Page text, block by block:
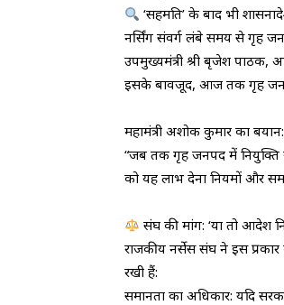
‘सहमति’ के बाद भी
​नर्सिंग संवर्ग लंबे समय से गृह
​उपमुख्यमंत्री श्री बृजेश
​इसके बावजूद, आज तक गृह
​महामंत्री अशोक कुमार का बयान:
“जब तक गृह जनपद में नियुक्ति
को यह लाभ देना नियमों और
संघ की मांग: ‘या तो आदेश
​राजकीय नर्सेस संघ ने इस
रखी हैं:
​समानता का अधिकार: यदि